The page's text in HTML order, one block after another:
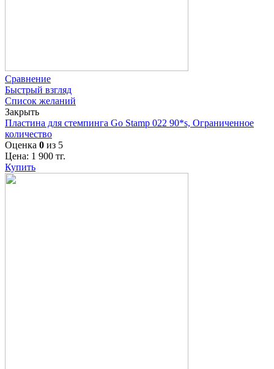
Сравнение
Быстрый взгляд
Список желаний
Закрыть
Пластина для стемпинга Go Stamp 022 90*s, Ограниченное
количество
Оценка 0 из 5
Цена: 1 900 тг.
Купить